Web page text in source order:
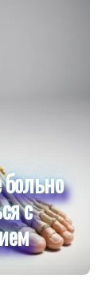
с